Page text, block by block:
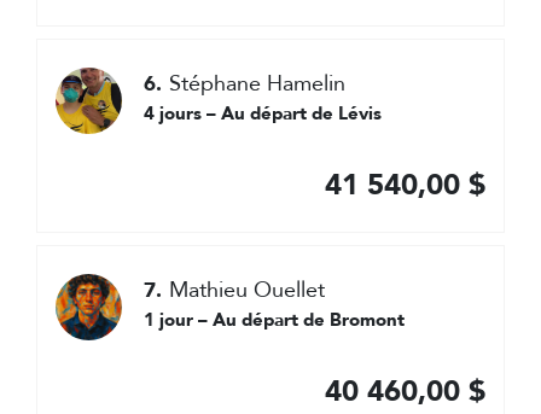
6. Stéphane Hamelin
4 jours – Au départ de Lévis
41 540,00 $
7. Mathieu Ouellet
1 jour – Au départ de Bromont
40 460,00 $